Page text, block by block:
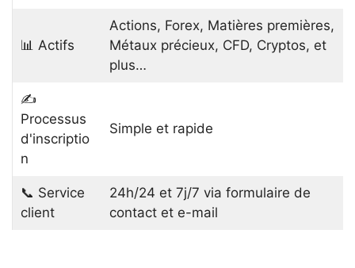
📊 Actifs
Actions, Forex, Matières premières,
Métaux précieux, CFD, Cryptos, et
plus…
✍️
Processus
d'inscriptio
n
Simple et rapide
📞 Service
client
24h/24 et 7j/7 via formulaire de
contact et e-mail